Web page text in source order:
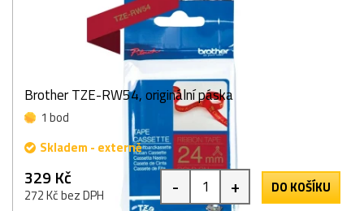
Brother TZE-RW54, originální páska
1 bod
Skladem - externě
329 Kč
272 Kč bez DPH - + DO KOŠÍKU